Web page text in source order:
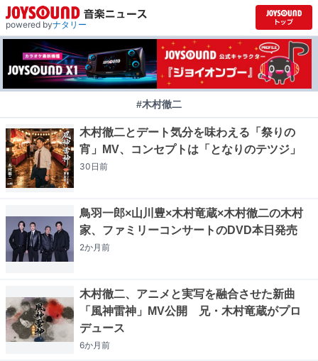
powered byナタリー
#木村徹二
木村徹二とデート気分を味わえる「祭りの
宵」MV、コンセプトは「となりのテツジ」
30日前
鳥羽一郎×山川豊×木村竜蔵×木村徹二の木村
家、ファミリーコンサートのDVD本日発売
2か月前
木村徹二、アニメと実写を融合させた新曲
「風神雷神」MV公開 兄・木村竜蔵がプロ
デュース
6か月前